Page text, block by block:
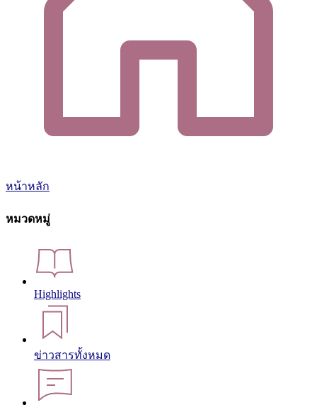
หน้าหลัก
หมวดหมู่
Highlights
ข่าวสารทั้งหมด